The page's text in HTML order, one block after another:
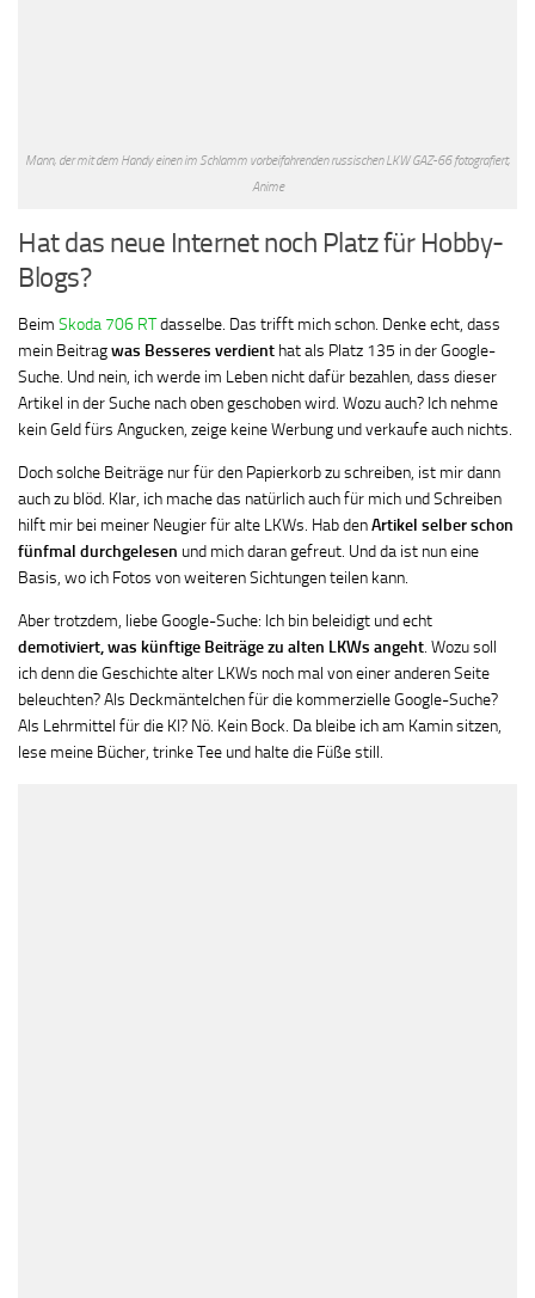
Mann, der mit dem Handy einen im Schlamm vorbeifahrenden russischen LKW GAZ-66 fotografiert,
Anime
Hat das neue Internet noch Platz für Hobby-
Blogs?
Beim Skoda 706 RTdasselbe. Das trifft mich schon. Denke echt, dass
mein Beitragwas Besseres verdient hat als Platz 135 in der Google-
Suche. Und nein, ich werde im Leben nicht dafür bezahlen, dass dieser
Artikel in der Suche nach oben geschoben wird. Wozu auch? Ich nehme
kein Geld fürs Angucken, zeige keine Werbung und verkaufe auch nichts.
Doch solche Beiträge nur für den Papierkorb zu schreiben, ist mir dann
auch zu blöd. Klar, ich mache das natürlich auch für mich und Schreiben
hilft mir bei meiner Neugier für alte LKWs. Hab denArtikel selber schon
fünfmal durchgelesen und mich daran gefreut. Und da ist nun eine
Basis, wo ich Fotos von weiteren Sichtungen teilen kann.
Aber trotzdem, liebe Google-Suche: Ich bin beleidigt und echt
demotiviert, was künftige Beiträge zu alten LKWs angeht. Wozu soll
ich denn die Geschichte alter LKWs noch mal von einer anderen Seite
beleuchten? Als Deckmäntelchen für die kommerzielle Google-Suche?
Als Lehrmittel für die KI? Nö. Kein Bock. Da bleibe ich am Kamin sitzen,
lese meine Bücher, trinke Tee und halte die Füße still.